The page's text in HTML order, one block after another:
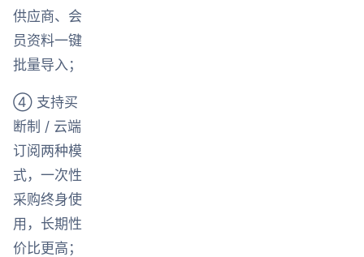
供应商、会
员资料一键
批量导入；
④ 支持买
断制 / 云端
订阅两种模
式，一次性
采购终身使
用，长期性
价比更高；